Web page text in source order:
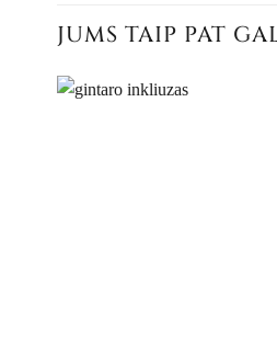
JUMS TAIP PAT